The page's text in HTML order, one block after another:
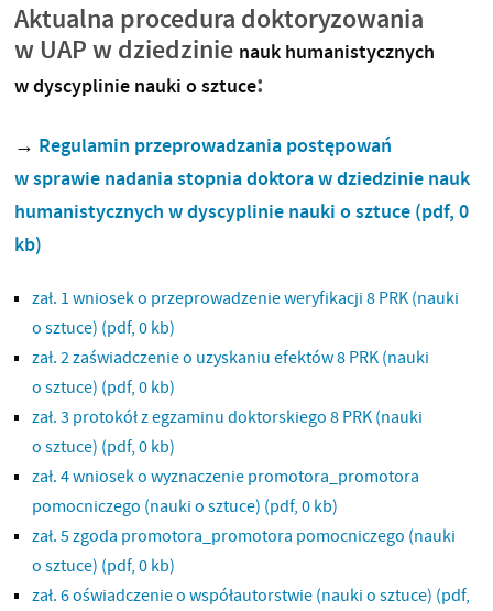
Aktualna procedura doktoryzowania
w UAP w dziedzinie nauk humanistycznych
w dyscyplinie nauki o sztuce:
→ Regulamin przeprowadzania postępowań
w sprawie nadania stopnia doktora w dziedzinie nauk
humanistycznych w dyscyplinie nauki o sztuce (pdf, 0
kb)
zał. 1 wniosek o przeprowadzenie weryfikacji 8 PRK (nauki
o sztuce) (pdf, 0 kb)
zał. 2 zaświadczenie o uzyskaniu efektów 8 PRK (nauki
o sztuce) (pdf, 0 kb)
zał. 3 protokół z egzaminu doktorskiego 8 PRK (nauki
o sztuce) (pdf, 0 kb)
zał. 4 wniosek o wyznaczenie promotora_promotora
pomocniczego (nauki o sztuce) (pdf, 0 kb)
zał. 5 zgoda promotora_promotora pomocniczego (nauki
o sztuce) (pdf, 0 kb)
zał. 6 oświadczenie o współautorstwie (nauki o sztuce) (pdf,